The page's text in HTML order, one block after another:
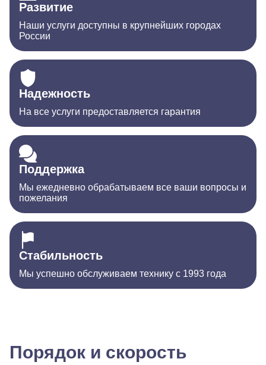
Развитие
Наши услуги доступны в крупнейших городах
России
Надежность
На все услуги предоставляется гарантия
Поддержка
Мы ежедневно обрабатываем все ваши вопросы и
пожелания
Стабильность
Мы успешно обслуживаем технику с 1993 года
Порядок и скорость